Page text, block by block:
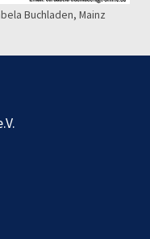
Buchladen, Mainz